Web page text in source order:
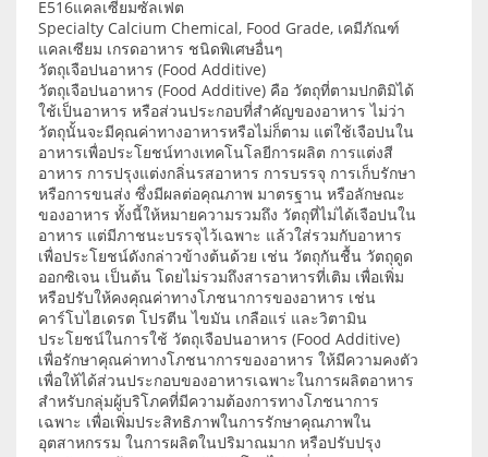
E516แคลเซียมซัลเฟต
Specialty Calcium Chemical, Food Grade, เคมีภัณฑ์
แคลเซียม เกรดอาหาร ชนิดพิเศษอื่นๆ
วัตถุเจือปนอาหาร (Food Additive)
วัตถุเจือปนอาหาร (Food Additive) คือ วัตถุที่ตามปกติมิได้
ใช้เป็นอาหาร หรือส่วนประกอบที่สำคัญของอาหาร ไม่ว่า
วัตถุนั้นจะมีคุณค่าทางอาหารหรือไม่ก็ตาม แต่ใช้เจือปนใน
อาหารเพื่อประโยชน์ทางเทคโนโลยีการผลิต การแต่งสี
อาหาร การปรุงแต่งกลิ่นรสอาหาร การบรรจุ การเก็บรักษา
หรือการขนส่ง ซึ่งมีผลต่อคุณภาพ มาตรฐาน หรือลักษณะ
ของอาหาร ทั้งนี้ให้หมายความรวมถึง วัตถุที่ไม่ได้เจือปนใน
อาหาร แต่มีภาชนะบรรจุไว้เฉพาะ แล้วใส่รวมกับอาหาร
เพื่อประโยชน์ดังกล่าวข้างต้นด้วย เช่น วัตถุกันชื้น วัตถุดูด
ออกซิเจน เป็นต้น โดยไม่รวมถึงสารอาหารที่เติม เพื่อเพิ่ม
หรือปรับให้คงคุณค่าทางโภชนาการของอาหาร เช่น
คาร์โบไฮเดรต โปรตีน ไขมัน เกลือแร่ และวิตามิน
ประโยชน์ในการใช้ วัตถุเจือปนอาหาร (Food Additive)
เพื่อรักษาคุณค่าทางโภชนาการของอาหาร ให้มีความคงตัว
เพื่อให้ได้ส่วนประกอบของอาหารเฉพาะในการผลิตอาหาร
สำหรับกลุ่มผู้บริโภคที่มีความต้องการทางโภชนาการ
เฉพาะ เพื่อเพิ่มประสิทธิภาพในการรักษาคุณภาพใน
อุตสาหกรรม ในการผลิตในปริมาณมาก หรือปรับปรุง